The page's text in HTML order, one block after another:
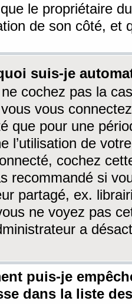
le propriétaire
de son côté, et
suis-je
cochez pas la
vous
que pour une
l’utilisation de
cochez
recommandé si
partagé, ex.
ne voyez pas
a
puis-je
dans la liste